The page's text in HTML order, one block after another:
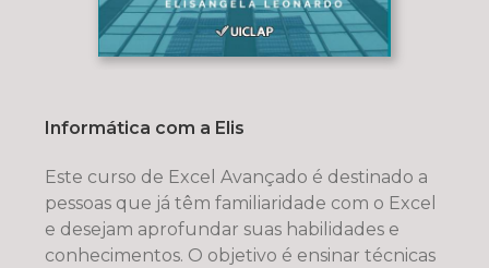
Informática com a Elis
Este curso de Excel Avançado é destinado a
pessoas que já têm familiaridade com o Excel
e desejam aprofundar suas habilidades e
conhecimentos. O objetivo é ensinar técnicas